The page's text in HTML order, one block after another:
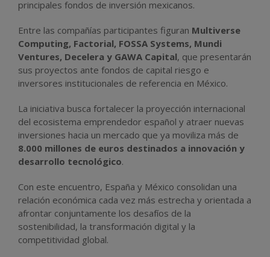
principales fondos de inversión mexicanos.
Entre las compañías participantes figuran Multiverse
Computing, Factorial, FOSSA Systems, Mundi
Ventures, Decelera y GAWA Capital, que presentarán
sus proyectos ante fondos de capital riesgo e
inversores institucionales de referencia en México.
La iniciativa busca fortalecer la proyección internacional
del ecosistema emprendedor español y atraer nuevas
inversiones hacia un mercado que ya moviliza más de
8.000 millones de euros destinados a innovación y
desarrollo tecnológico.
Con este encuentro, España y México consolidan una
relación económica cada vez más estrecha y orientada a
afrontar conjuntamente los desafíos de la
sostenibilidad, la transformación digital y la
competitividad global.